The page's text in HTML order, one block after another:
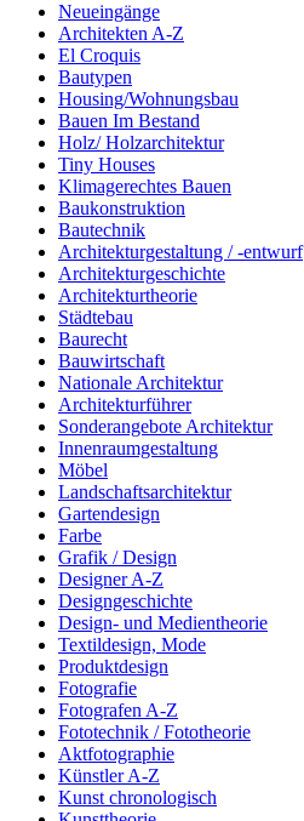
Neueingänge
Architekten A-Z
El Croquis
Bautypen
Housing/Wohnungsbau
Bauen Im Bestand
Holz/ Holzarchitektur
Tiny Houses
Klimagerechtes Bauen
Baukonstruktion
Bautechnik
Architekturgestaltung / -entwurf
Architekturgeschichte
Architekturtheorie
Städtebau
Baurecht
Bauwirtschaft
Nationale Architektur
Architekturführer
Sonderangebote Architektur
Innenraumgestaltung
Möbel
Landschaftsarchitektur
Gartendesign
Farbe
Grafik / Design
Designer A-Z
Designgeschichte
Design- und Medientheorie
Textildesign, Mode
Produktdesign
Fotografie
Fotografen A-Z
Fototechnik / Fototheorie
Aktfotographie
Künstler A-Z
Kunst chronologisch